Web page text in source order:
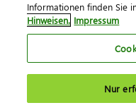
Impressum
Informationen finden Sie
Hinweisen. Impressum
Nur